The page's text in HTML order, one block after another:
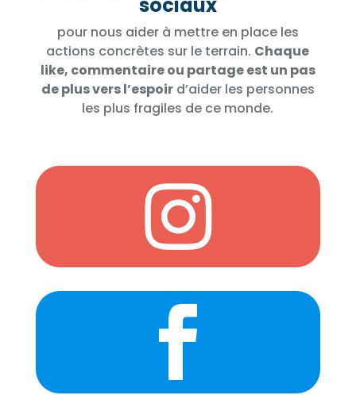
pour nous aider à mettre en place les
actions concrètes sur le terrain. Chaque
like, commentaire ou partage est un pas
de plus vers l’espoird’aider les personnes
les plus fragiles de ce monde.

